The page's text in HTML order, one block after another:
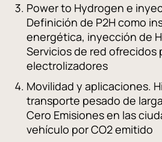
Power to Hydrogen e
Definición de P2H como
energética, inyección de
Servicios de red ofrecidos
electrolizadores
Movilidad y aplicaciones.
transporte pesado de
Cero Emisiones en las
vehículo por CO2 emitido